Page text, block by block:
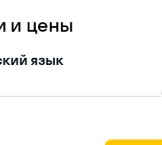
и цены
язык